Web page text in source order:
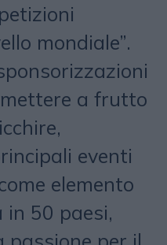
mondiale”.
a frutto
eventi
elemento
in 50 paesi,